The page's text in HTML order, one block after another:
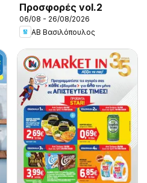
Προσφορές vol.2
06/08 - 26/08/2026
ΑΒ Βασιλόπουλος